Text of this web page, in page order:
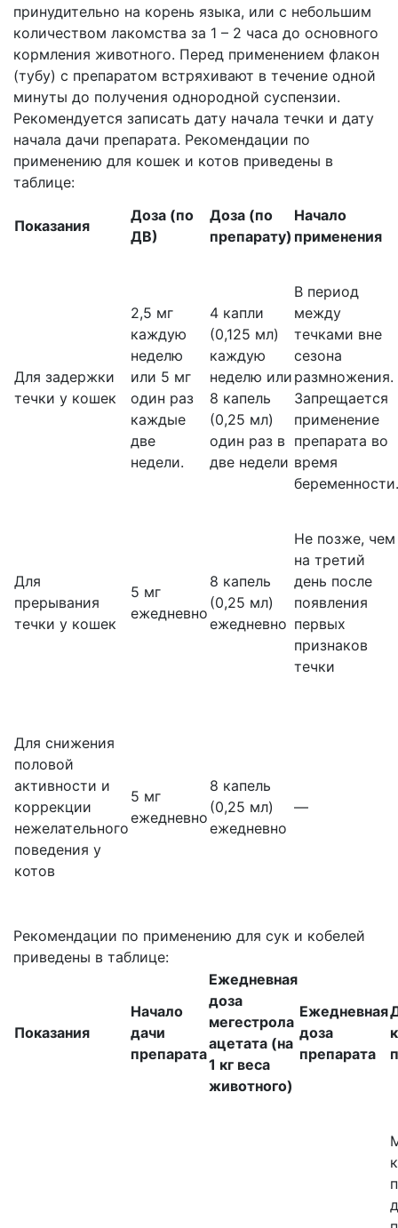
принудительно на корень языка, или с небольшим
количеством лакомства за 1 – 2 часа до основного
кормления животного. Перед применением флакон
(тубу) с препаратом встряхивают в течение одной
минуты до получения однородной суспензии.
Рекомендуется записать дату начала течки и дату
начала дачи препарата. Рекомендации по
применению для кошек и котов приведены в
таблице:
Показания
Доза (по
ДВ)
Доза (по
препарату)
Начало
применения
Для задержки
течки у кошек
2,5 мг
каждую
неделю
или 5 мг
один раз
каждые
две
недели.
4 капли
(0,125 мл)
каждую
неделю или
8 капель
(0,25 мл)
один раз в
две недели
В период
между
течками вне
сезона
размножения.
Запрещается
применение
препарата во
время
беременности.
Для
прерывания
течки у кошек
5 мг
ежедневно
8 капель
(0,25 мл)
ежедневно
Не позже, чем
на третий
день после
появления
первых
признаков
течки
Для снижения
половой
активности и
коррекции
нежелательного
поведения у
котов
5 мг
ежедневно
8 капель
(0,25 мл)
ежедневно
—
Рекомендации по применению для сук и кобелей
приведены в таблице:
Показания
Начало
дачи
препарата
Ежедневная
доза
мегестрола
ацетата (на
1 кг веса
животного)
Ежедневная
доза
препарата